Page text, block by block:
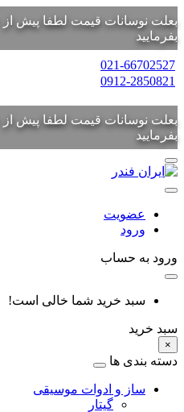
بعلت نوسانات قیمت لطفا پیش
بفرمایید
021-66702527
0912-2850821
بعلت نوسانات قیمت لطفا پیش
بفرمایید
عضویت
ورود
ورود به حساب
سبد خرید شما خالی است!
سبد خرید
×
دسته بندی ها
ساز و ادوات موسیقی
گیتار